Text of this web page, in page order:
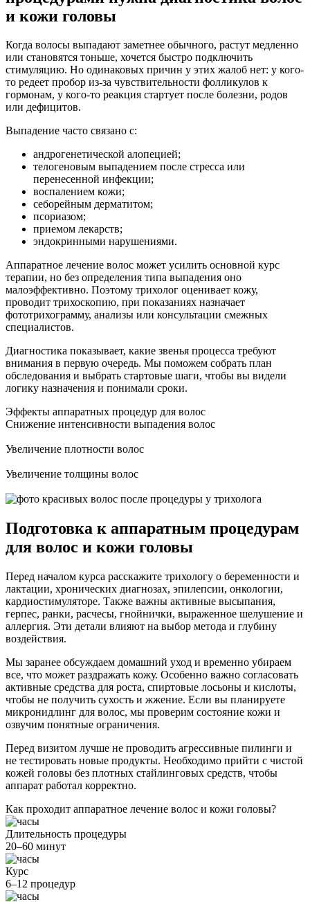
и кожи головы
Когда волосы выпадают заметнее обычного, растут медленно
или становятся тоньше, хочется быстро подключить
стимуляцию. Но одинаковых причин у этих жалоб нет: у кого-
то редеет пробор из-за чувствительности фолликулов к
гормонам, у кого-то реакция стартует после болезни, родов
или дефицитов.
Выпадение часто связано с:
андрогенетической алопецией;
телогеновым выпадением после стресса или
перенесенной инфекции;
воспалением кожи;
себорейным дерматитом;
псориазом;
приемом лекарств;
эндокринными нарушениями.
Аппаратное лечение волос может усилить основной курс
терапии, но без определения типа выпадения оно
малоэффективно. Поэтому трихолог оценивает кожу,
проводит трихоскопию, при показаниях назначает
фототрихограмму, анализы или консультации смежных
специалистов.
Диагностика показывает, какие звенья процесса требуют
внимания в первую очередь. Мы поможем собрать план
обследования и выбрать стартовые шаги, чтобы вы видели
логику назначения и понимали сроки.
Эффекты аппаратных процедур для волос
Снижение интенсивности выпадения волос
Увеличение плотности волос
Увеличение толщины волос
Подготовка к аппаратным процедурам
для волос и кожи головы
Перед началом курса расскажите трихологу о беременности и
лактации, хронических диагнозах, эпилепсии, онкологии,
кардиостимуляторе. Также важны активные высыпания,
герпес, ранки, расчесы, гнойнички, выраженное шелушение и
аллергия. Эти детали влияют на выбор метода и глубину
воздействия.
Мы заранее обсуждаем домашний уход и временно убираем
все, что может раздражать кожу. Особенно важно согласовать
активные средства для роста, спиртовые лосьоны и кислоты,
чтобы не получить сухость и жжение. Если вы планируете
микронидлинг для волос, мы проверим состояние кожи и
озвучим понятные ограничения.
Перед визитом лучше не проводить агрессивные пилинги и
не тестировать новые продукты. Необходимо прийти с чистой
кожей головы без плотных стайлинговых средств, чтобы
аппарат работал корректно.
Как проходит аппаратное лечение волос и кожи головы?
Длительность процедуры
20–60 минут
Курс
6–12 процедур